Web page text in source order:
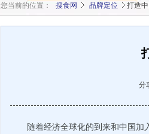
您当前的位置： 搜食网 品牌定位 打造
分
随着经济全球化的到来和中国加